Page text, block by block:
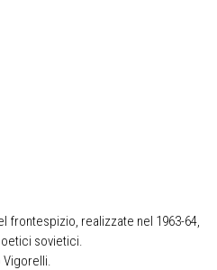
frontespizio, realizzate nel 1963-64,
sovietici.
Vigorelli.